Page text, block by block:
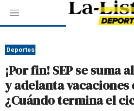
M
e
ú
Deportes
¡Por fin! SEP se suma
y adelanta vacaciones
¿Cuándo termina el